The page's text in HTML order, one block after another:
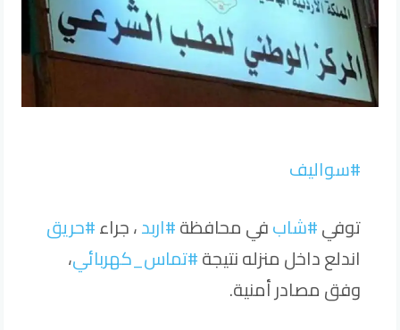
#سواليف
توفي#شابفي محافظة#اربد، جراء#حريق
اندلع داخل منزله نتيجة#تماس_كهربائي،
وفق مصادر أمنية.